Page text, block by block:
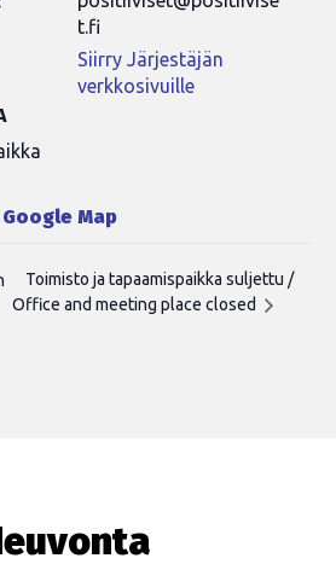
Google Map
t.fi
Siirry Järjestäjän
verkkosivuille
Toimisto ja tapaamispaikka suljettu /
Office and meeting place closed